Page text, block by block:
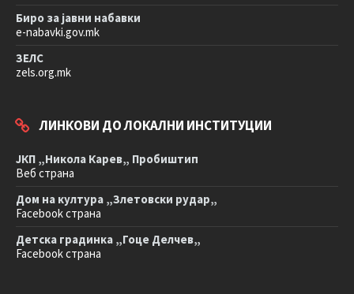
Биро за јавни набавки
e-nabavki.gov.mk
ЗЕЛС
zels.org.mk
ЛИНКОВИ ДО ЛОКАЛНИ ИНСТИТУЦИИ
ЈКП „Никола Карев„ Пробиштип
Веб страна
Дом на култура „Злетовски рудар„
Facebook страна
Детска градинка „Гоце Делчев„
Facebook страна